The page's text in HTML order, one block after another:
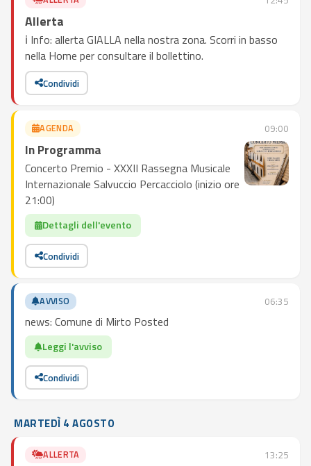
Allerta
ℹ️ Info: allerta GIALLA nella nostra zona. Scorri in basso
nella Home per consultare il bollettino.
Condividi
AGENDA 09:00
In Programma
Concerto Premio - XXXII Rassegna Musicale
Internazionale Salvuccio Percacciolo (inizio ore
21:00)
Dettagli dell'evento
Condividi
AVVISO 06:35
news: Comune di Mirto Posted
Leggi l'avviso
Condividi
MARTEDÌ 4 AGOSTO
ALLERTA 13:25